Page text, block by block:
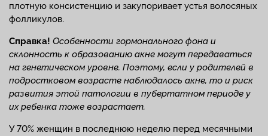
плотную консистенцию и закупоривает устья волосяных
фолликулов.
Справка! Особенности гормонального фона и
склонность к образованию акне могут передаваться
на генетическом уровне. Поэтому, если у родителей в
подростковом возрасте наблюдалось акне, то и риск
развития этой патологии в пубертатном периоде у
их ребенка тоже возрастает.
У 70% женщин в последнюю неделю перед месячными